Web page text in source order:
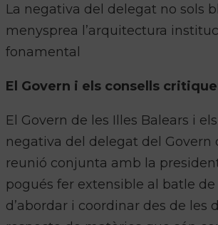
La negativa del delegat no sols
menysprea l’arquitectura
fonamental
El Govern i els consells
El Govern de les Illes Balears i
negativa del delegat del Govern
reunió conjunta amb la
pogués fer extensible al batle
d’abordar i coordinar des de